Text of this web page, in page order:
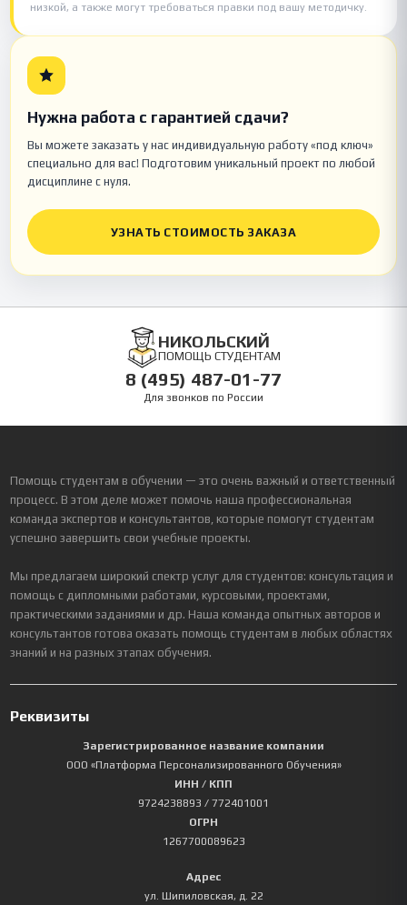
низкой, а также могут требоваться правки под вашу методичку.
Нужна работа с гарантией сдачи?
Вы можете заказать у нас индивидуальную работу «под ключ»
специально для вас! Подготовим уникальный проект по любой
дисциплине с нуля.
УЗНАТЬ СТОИМОСТЬ ЗАКАЗА
НИКОЛЬСКИЙ
ПОМОЩЬ СТУДЕНТАМ
8 (495) 487-01-77
Для звонков по России
Помощь студентам в обучении — это очень важный и ответственный
процесс. В этом деле может помочь наша профессиональная
команда экспертов и консультантов, которые помогут студентам
успешно завершить свои учебные проекты.
Мы предлагаем широкий спектр услуг для студентов: консультация и
помощь с дипломными работами, курсовыми, проектами,
практическими заданиями и др. Наша команда опытных авторов и
консультантов готова оказать помощь студентам в любых областях
знаний и на разных этапах обучения.
Реквизиты
Зарегистрированное название компании
ООО «Платформа Персонализированного Обучения»
ИНН / КПП
9724238893 / 772401001
ОГРН
1267700089623
Адрес
ул. Шипиловская, д. 22